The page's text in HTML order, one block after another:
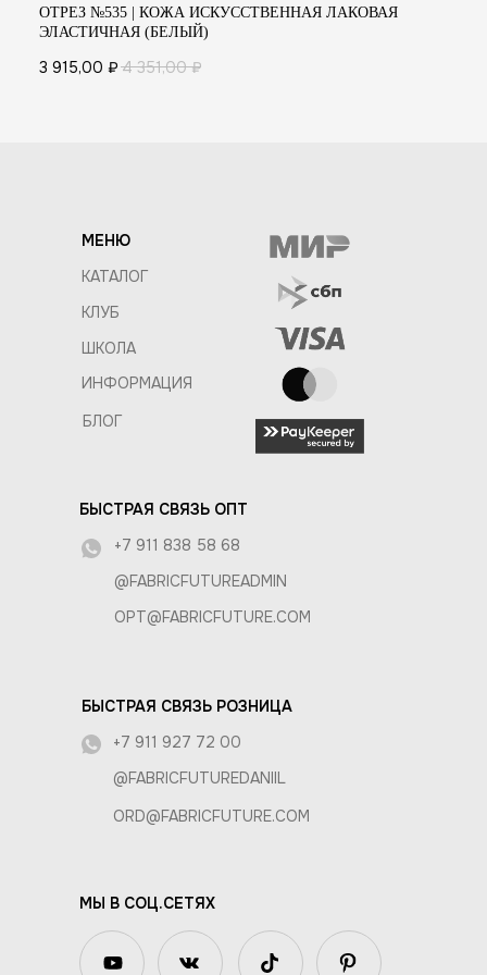
ОТРЕЗ №535 | КОЖА ИСКУССТВЕННАЯ ЛАКОВАЯ
ЭЛАСТИЧНАЯ (БЕЛЫЙ)
3 915,00 ₽ 4 351,00 ₽
МЕНЮ
КАТАЛОГ
КЛУБ
ШКОЛА
ИНФОРМАЦИЯ
БЛОГ
БЫСТРАЯ СВЯЗЬ ОПТ
+7 911 838 58 68
@FABRICFUTUREADMIN
OPT@FABRICFUTURE.COM
БЫСТРАЯ СВЯЗЬ РОЗНИЦА
МЫ В СОЦ.СЕТЯХ
+7 911 927 72 00
@FABRICFUTUREDANIIL
ORD@FABRICFUTURE.COM